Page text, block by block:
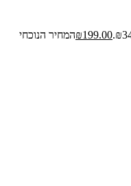
₪199.00
המחיר הנוכחי